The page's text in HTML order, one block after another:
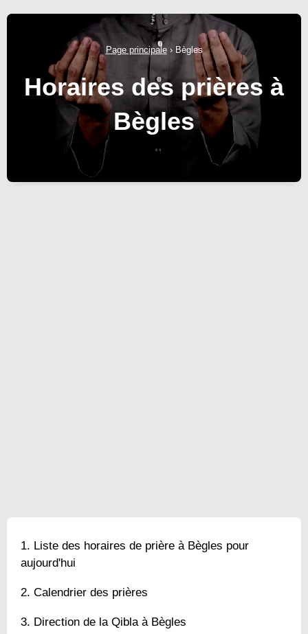
Page principale› Bègles
Horaires des prières à
Bègles
Liste des horaires de prière à Bègles pour
aujourd'hui
Calendrier des prières
Direction de la Qibla à Bègles